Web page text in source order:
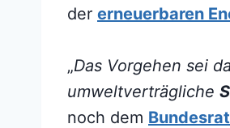
der erneuerbaren
„Das Vorgehen sei
umweltverträgliche
noch dem Bundesrat